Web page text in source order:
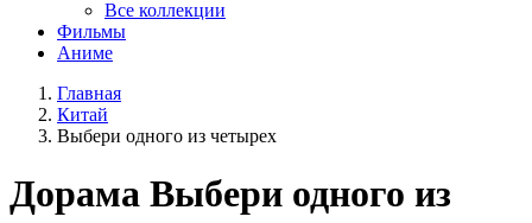
Все коллекции
Фильмы
Аниме
Главная
Китай
Выбери одного из четырех
Дорама Выбери одного из